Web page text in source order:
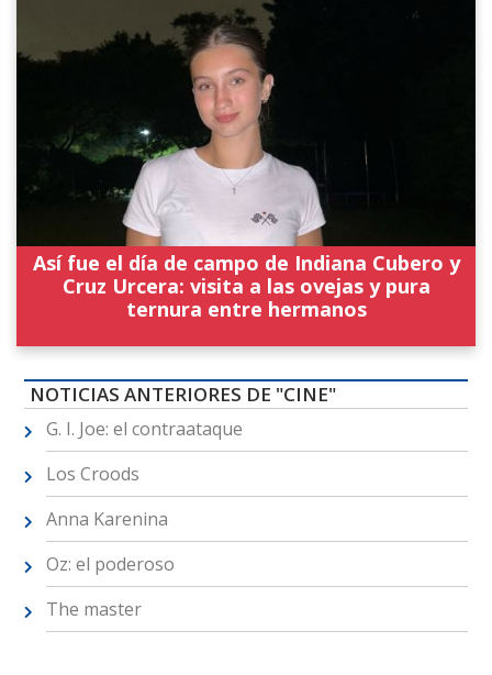
Así fue el día de campo de Indiana Cubero y
Cruz Urcera: visita a las ovejas y pura
ternura entre hermanos
NOTICIAS ANTERIORES DE "CINE"
G. I. Joe: el contraataque
Los Croods
Anna Karenina
Oz: el poderoso
The master